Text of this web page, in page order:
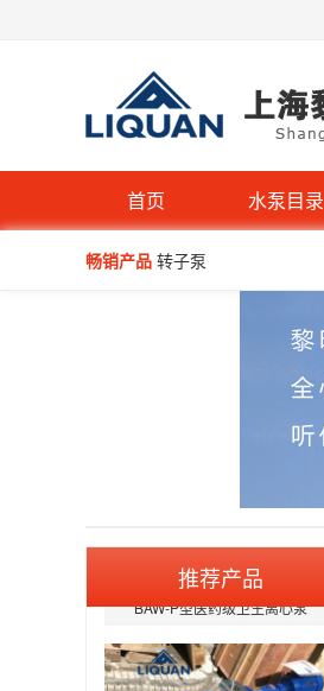
首页 水泵目录
畅销产品 转子泵
推荐产品
IHG立式管道离心泵-不锈钢IHGB
WQP型不锈钢无堵塞潜水排污泵
BAW-P型医药级卫生离心泵